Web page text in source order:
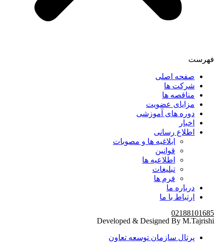
فهرست
صفحه اصلی
شرکت ها
مناقصه ها
مزایای عضویت
دوره های آموزشی
اخبار
اطلاع رسانی
ابلاغیه ها و مصوبات
قوانین
اطلاعیه ها
تبلیغات
فرم ها
درباره ما
ارتباط با ما
02188101685
Developed & Designed By M.Tajrishi
پرتال سازمان توسعه تعاون